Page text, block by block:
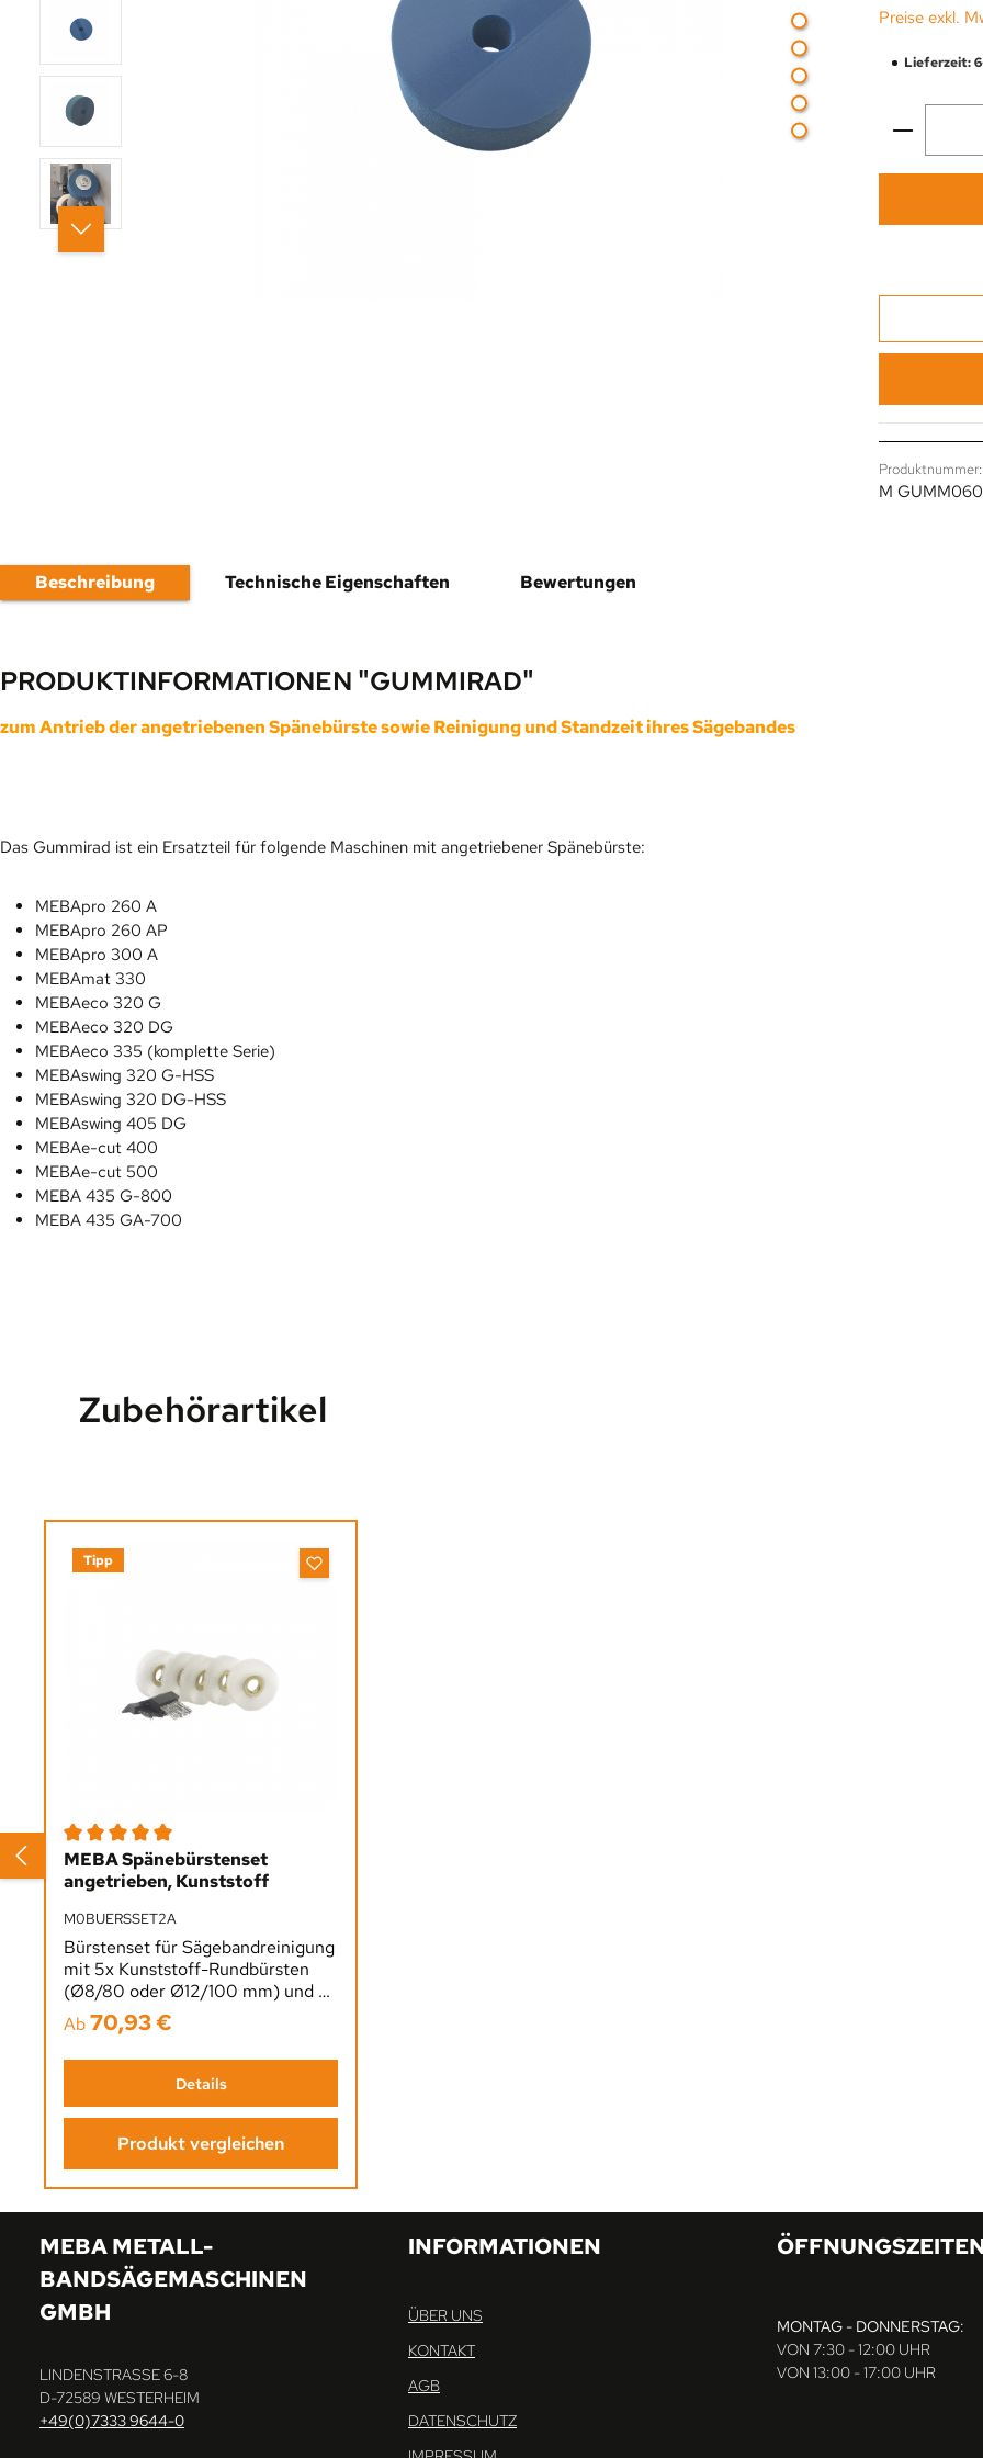
Preise exkl.
Lieferzeit:
Produktnummer:
M
Beschreibung Technische Eigenschaften Bewertungen
PRODUKTINFORMATIONEN "GUMMIRAD"
zum Antrieb der angetriebenen Spänebürste sowie Reinigung und Standzeit ihres Sägebandes
Das Gummirad ist ein Ersatzteil für folgende Maschinen mit angetriebener Spänebürste:
MEBApro 260 A
MEBApro 260 AP
MEBApro 300 A
MEBAmat 330
MEBAeco 320 G
MEBAeco 320 DG
MEBAeco 335 (komplette Serie)
MEBAswing 320 G-HSS
MEBAswing 320 DG-HSS
MEBAswing 405 DG
MEBAe-cut 400
MEBAe-cut 500
MEBA 435 G-800
MEBA 435 GA-700
Zubehörartikel
Tipp
Durchschnittliche Bewertung von 5 von 5 Sternen
MEBA Spänebürstenset
angetrieben, Kunststoff
M0BUERSSET2A
Bürstenset für Sägebandreinigung
mit 5x Kunststoff-Rundbürsten
(Ø8/80 oder Ø12/100 mm) und 2x
35 mm Stahldraht-Flachbürsten.
Nicht angetrieben, läuft synchron,
entfernt Späne effektiv und
verlängert die Lebensdauer des
Regulärer Preis:
Ab70,93 €
Details
Produkt vergleichen
MEBA METALL-
BANDSÄGEMASCHINEN
GMBH
LINDENSTRASSE 6-8
D-72589 WESTERHEIM
+49(0)7333 9644-0
INFORMATIONEN
ÜBER UNS
KONTAKT
AGB
DATENSCHUTZ
MONTAG - DONNERSTAG:
VON 7:30 - 12:00 UHR
VON 13:00 - 17:00 UHR